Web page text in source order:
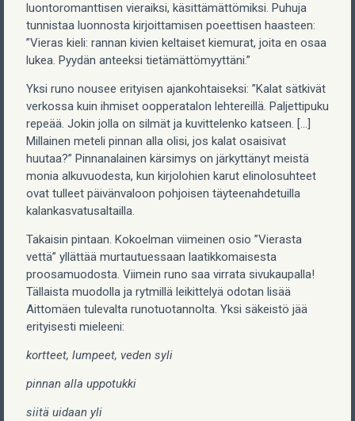
luontoromanttisen vieraiksi, käsittämättömiksi. Puhuja
tunnistaa luonnosta kirjoittamisen poeettisen haasteen:
”Vieras kieli: rannan kivien keltaiset kiemurat, joita en osaa
lukea. Pyydän anteeksi tietämättömyyttäni.”
Yksi runo nousee erityisen ajankohtaiseksi: ”Kalat sätkivät
verkossa kuin ihmiset oopperatalon lehtereillä. Paljettipuku
repeää. Jokin jolla on silmät ja kuvittelenko katseen. […]
Millainen meteli pinnan alla olisi, jos kalat osaisivat
huutaa?” Pinnanalainen kärsimys on järkyttänyt meistä
monia alkuvuodesta, kun kirjolohien karut elinolosuhteet
ovat tulleet päivänvaloon pohjoisen täyteenahdetuilla
kalankasvatusaltailla.
Takaisin pintaan. Kokoelman viimeinen osio ”Vierasta
vettä” yllättää murtautuessaan laatikkomaisesta
proosamuodosta. Viimein runo saa virrata sivukaupalla!
Tällaista muodolla ja rytmillä leikittelyä odotan lisää
Aittomäen tulevalta runotuotannolta. Yksi säkeistö jää
erityisesti mieleeni:
kortteet, lumpeet, veden syli
pinnan alla uppotukki
siitä uidaan yli